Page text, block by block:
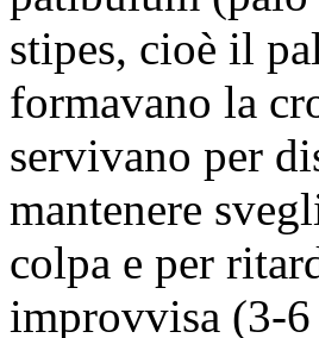
stipes, cioè il
formavano la
servivano per
mantenere
colpa e per
improvvisa (3-6